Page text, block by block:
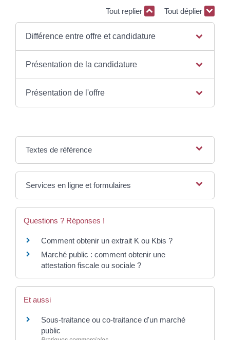
Tout replier Tout déplier
Différence entre offre et candidature
Présentation de la candidature
Présentation de l'offre
Textes de référence
Services en ligne et formulaires
Questions ? Réponses !
Comment obtenir un extrait K ou Kbis ?
Marché public : comment obtenir une
attestation fiscale ou sociale ?
Et aussi
Sous-traitance ou co-traitance d'un marché
public